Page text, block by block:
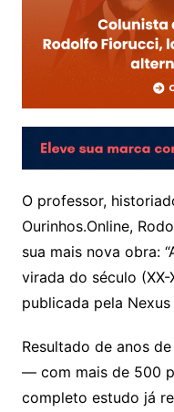
O professor,
Ourinhos.Online,
sua mais nova obra:
virada do século (XX-
publicada pela
Resultado de anos
— com mais de 500
completo estudo já